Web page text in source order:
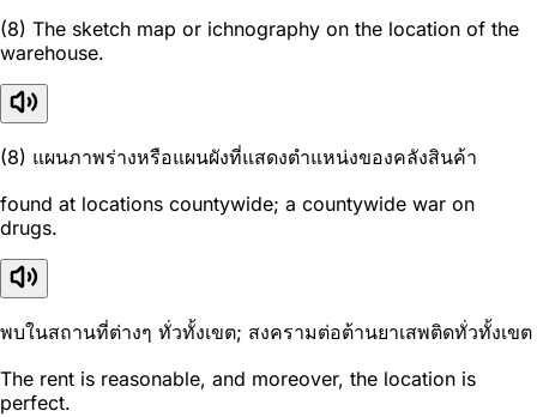
(8) The sketch map or ichnography on the location of the
warehouse.
(8) แผนภาพร่างหรือแผนผังที่แสดงตำแหน่งของคลังสินค้า
found at locations countywide; a countywide war on
drugs.
พบในสถานที่ต่างๆ ทั่วทั้งเขต; สงครามต่อต้านยาเสพติดทั่วทั้งเขต
The rent is reasonable, and moreover, the location is
perfect.